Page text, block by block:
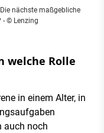
nächste maßgebliche
- © Lenzing
welche Rolle
in einem Alter, in
auch noch